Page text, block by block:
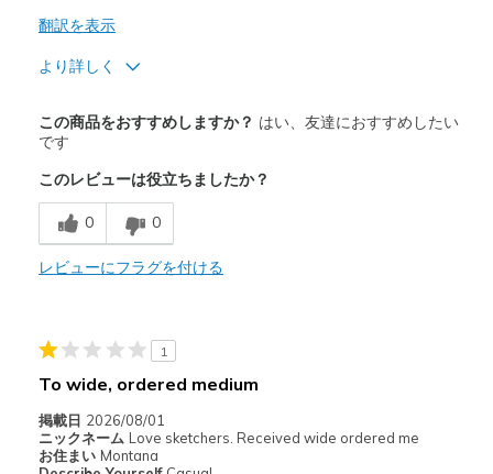
翻訳を表示
より詳しく
Breathe Well
Comfortable
Durable
以下に最適
Travel
Width
Feels true to width
Sizing
View On Shoes
I'm Into Shoes
この商品をおすすめしますか？ はい、友達におすすめしたい
です
このレビューは役立ちましたか？
0 0
レビューにフラグを付ける
1
To wide, ordered medium
掲載日 2026/08/01
ニックネーム Love sketchers. Received wide ordered me
お住まい Montana